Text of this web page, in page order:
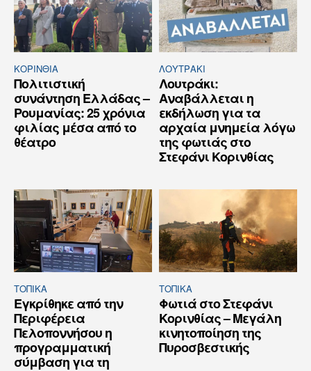
ΚΟΡΙΝΘΊΑ
Πολιτιστική
συνάντηση Ελλάδας –
Ρουμανίας: 25 χρόνια
φιλίας μέσα από το
θέατρο
ΛΟΥΤΡΆΚΙ
Λουτράκι:
Αναβάλλεται η
εκδήλωση για τα
αρχαία μνημεία λόγω
της φωτιάς στο
Στεφάνι Κορινθίας
ΤΟΠΙΚΑ
Εγκρίθηκε από την
Περιφέρεια
Πελοποννήσου η
προγραμματική
σύμβαση για τη
ΤΟΠΙΚΑ
Φωτιά στο Στεφάνι
Κορινθίας – Μεγάλη
κινητοποίηση της
Πυροσβεστικής